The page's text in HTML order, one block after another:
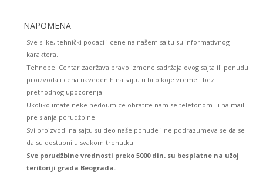
NAPOMENA
Sve slike, tehnički podaci i cene na našem sajtu su informativnog
karaktera.
Tehnobel Centar zadržava pravo izmene sadržaja ovog sajta ili ponudu
proizvoda i cena navedenih na sajtu u bilo koje vreme i bez
prethodnog upozorenja.
Ukoliko imate neke nedoumice obratite nam se telefonom ili na mail
pre slanja porudžbine.
Svi proizvodi na sajtu su deo naše ponude i ne podrazumeva se da se
da su dostupni u svakom trenutku.
Sve porudžbine vrednosti preko 5000 din. su besplatne na užoj
teritoriji grada Beograda.